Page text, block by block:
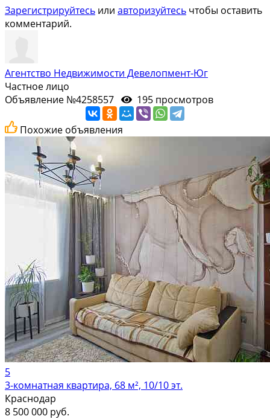
Зарегистрируйтесь или авторизуйтесь чтобы оставить
комментарий.
Агентство Недвижимости Девелопмент-Юг
Частное лицо
Объявление №4258557
195 просмотров
Похожие объявления
5
3-комнатная квартира, 68 м², 10/10 эт.
Краснодар
8 500 000 руб.